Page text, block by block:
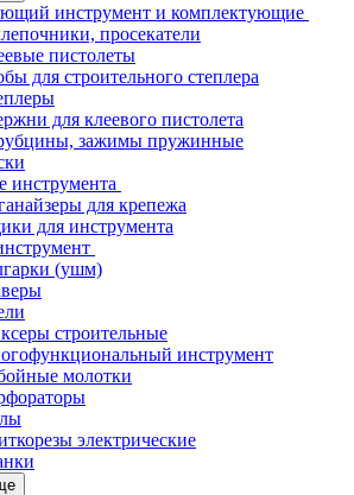
инструмент и комплектующие
просекатели
пистолеты
для строительного степлера
для клеевого пистолета
зажимы пружинные
инструмента
для крепежа
для инструмента
(ушм)
строительные
инструмент
молотки
электрические